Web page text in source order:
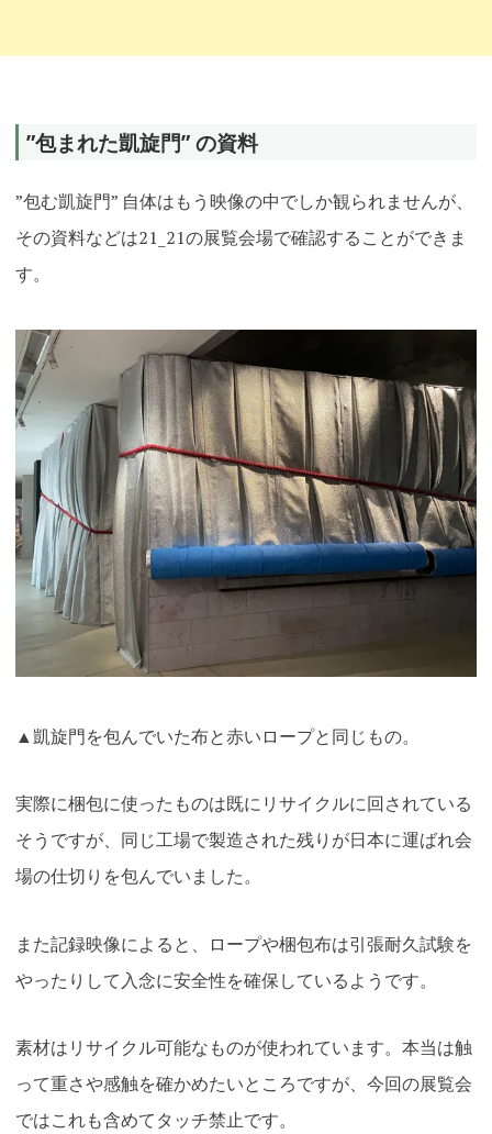
”包まれた凱旋門” の資料
”包む凱旋門” 自体はもう映像の中でしか観られませんが、
その資料などは21_21の展覧会場で確認することができま
す。
▲凱旋門を包んでいた布と赤いロープと同じもの。
実際に梱包に使ったものは既にリサイクルに回されている
そうですが、同じ工場で製造された残りが日本に運ばれ会
場の仕切りを包んでいました。
また記録映像によると、ロープや梱包布は引張耐久試験を
やったりして入念に安全性を確保しているようです。
素材はリサイクル可能なものが使われています。本当は触
って重さや感触を確かめたいところですが、今回の展覧会
ではこれも含めてタッチ禁止です。